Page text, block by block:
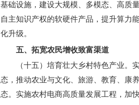
基础设施，建设大规模、多模态、高质
自主知识产权的软硬件产品，提升算力
化升级。
五、拓宽农民增收致富渠道
（十五）培育壮大乡村特色产业。
态，推动农业与文化、旅游、教育、康
态。实施农村电商高质量发展工程，加